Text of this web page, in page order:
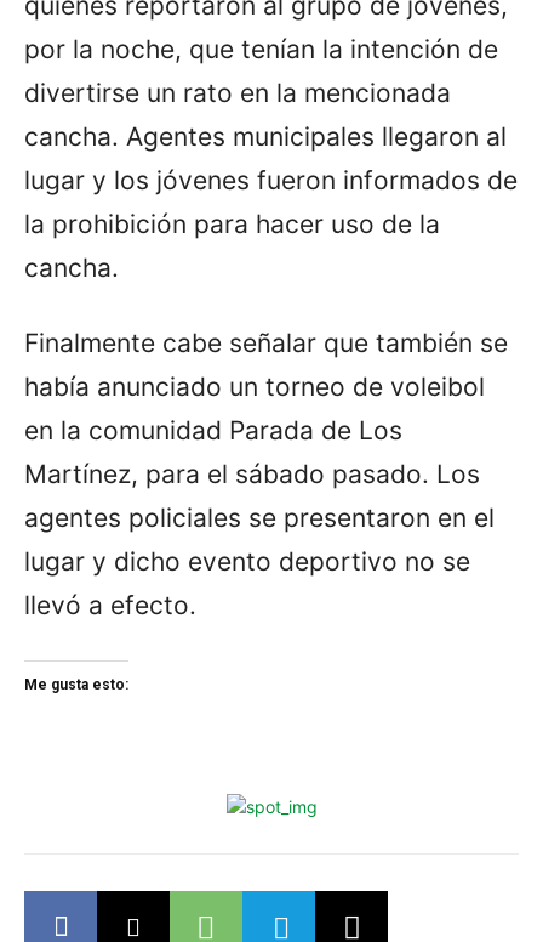
por la noche, que tenían la intención de
divertirse un rato en la mencionada
cancha. Agentes municipales llegaron al
lugar y los jóvenes fueron informados de
la prohibición para hacer uso de la
cancha.
Finalmente cabe señalar que también se
había anunciado un torneo de voleibol
en la comunidad Parada de Los
Martínez, para el sábado pasado. Los
agentes policiales se presentaron en el
lugar y dicho evento deportivo no se
llevó a efecto.
Me gusta esto: